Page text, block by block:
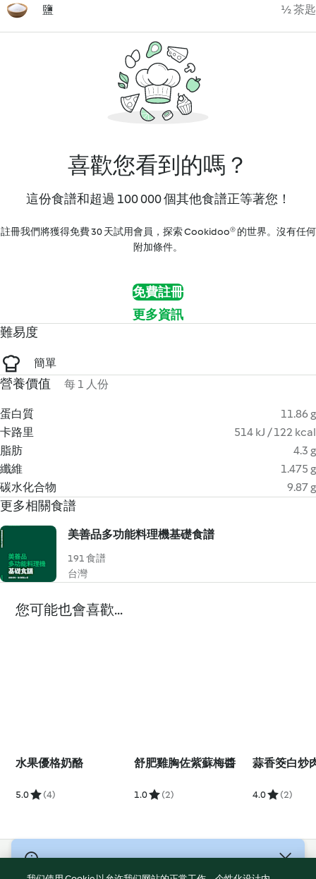
鹽 ½ 茶匙
喜歡您看到的嗎？
這份食譜和超過 100 000 個其他食譜正等著您！
註冊我們將獲得免費 30 天試用會員，探索 Cookidoo® 的世界。沒有任何
附加條件。
免費註冊
更多資訊
難易度
簡單
營養價值 每 1 人份
蛋白質
11.86 g
卡路里
514 kJ / 122 kcal
脂肪
4.3 g
纖維
1.475 g
碳水化合物
9.87 g
更多相關食譜
美善品多功能料理機基礎食譜
191 食譜
台灣
您可能也會喜歡...
水果優格奶酪
5.0 (4)
舒肥雞胸佐紫蘇梅醬
1.0 (2)
蒜香筊白炒
4.0 (2)